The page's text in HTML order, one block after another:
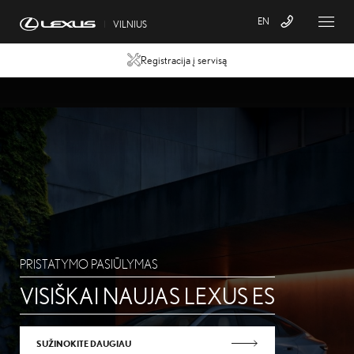
VILNIUS EN
Registracija į servisą
PRISTATYMO PASIŪLYMAS
VISIŠKAI NAUJAS LEXUS ES
SUŽINOKITE DAUGIAU
VISIŠKAI NAUJAS LEXUS ES
SUŽINOKITE DAUGIAU